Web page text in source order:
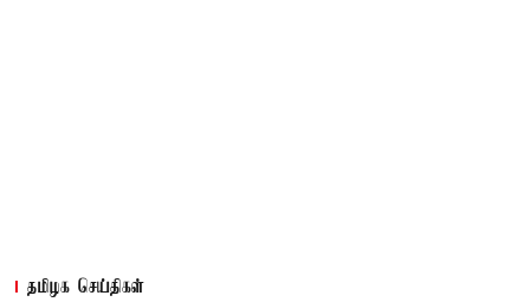
தமிழக செய்திகள்